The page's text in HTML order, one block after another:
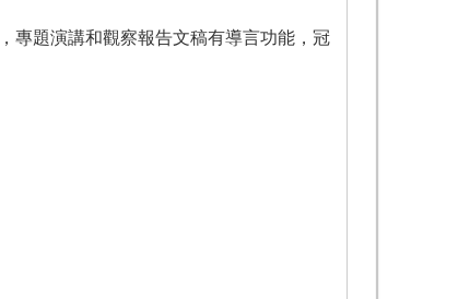
專題演講和觀察報告文稿有導言功能，冠